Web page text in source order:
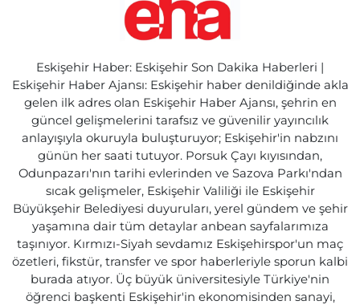
Eskişehir Haber: Eskişehir Son Dakika Haberleri |
Eskişehir Haber Ajansı: Eskişehir haber denildiğinde akla
gelen ilk adres olan Eskişehir Haber Ajansı, şehrin en
güncel gelişmelerini tarafsız ve güvenilir yayıncılık
anlayışıyla okuruyla buluşturuyor; Eskişehir'in nabzını
günün her saati tutuyor. Porsuk Çayı kıyısından,
Odunpazarı'nın tarihi evlerinden ve Sazova Parkı'ndan
sıcak gelişmeler, Eskişehir Valiliği ile Eskişehir
Büyükşehir Belediyesi duyuruları, yerel gündem ve şehir
yaşamına dair tüm detaylar anbean sayfalarımıza
taşınıyor. Kırmızı-Siyah sevdamız Eskişehirspor'un maç
özetleri, fikstür, transfer ve spor haberleriyle sporun kalbi
burada atıyor. Üç büyük üniversitesiyle Türkiye'nin
öğrenci başkenti Eskişehir'in ekonomisinden sanayi,